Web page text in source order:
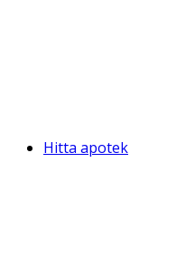
Hitta apotek